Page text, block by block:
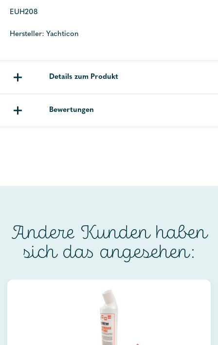
EUH208
Hersteller: Yachticon
Details zum Produkt
Bewertungen
Andere Kunden haben
sich das angesehen: